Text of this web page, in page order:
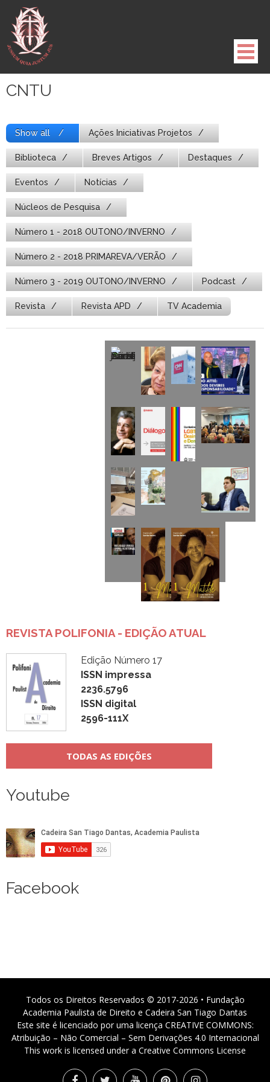
para
conteúdo
CNTU
Show all Ações Iniciativas Projetos
Biblioteca Breves Artigos Destaques
Eventos Notícias
Núcleos de Pesquisa
Número 1 - 2018 OUTONO/INVERNO
Número 2 - 2018 PRIMAREVA/VERÃO
Número 3 - 2019 OUTONO/INVERNO Podcast
Revista Revista APD TV Academia
REVISTA POLIFONIA - EDIÇÃO ATUAL
Edição Número 17
ISSN impressa
2236.5796
ISSN digital
2596-111X
TODAS AS EDIÇÕES
Youtube
Facebook
Todos os Direitos Reservados © 2017-2026 • Fundação
Academia Paulista de Direito e Cadeira San Tiago Dantas
Este site é licenciado por uma licença CREATIVE COMMONS:
Atribuição – Não Comercial – Sem Derivações 4.0 Internacional
This work is licensed under a Creative Commons License